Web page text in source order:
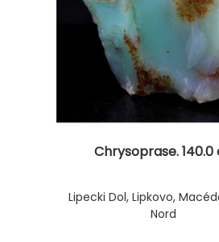
Chrysoprase. 140.0
Lipecki Dol, Lipkovo,
Nord